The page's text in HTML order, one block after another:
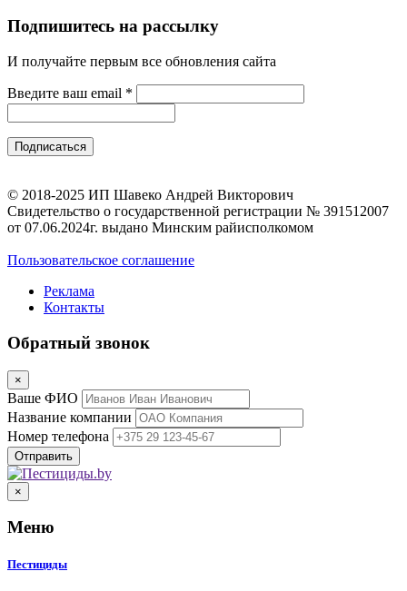
Подпишитесь на рассылку
И получайте первым все обновления сайта
Введите ваш email *
© 2018-2025 ИП Шавеко Андрей Викторович
Свидетельство о государственной регистрации № 391512007
от 07.06.2024г. выдано Минским райисполкомом
Пользовательское соглашение
Реклама
Контакты
Обратный звонок
×
Ваше ФИО
Название компании
Номер телефона
×
Меню
Пестициды